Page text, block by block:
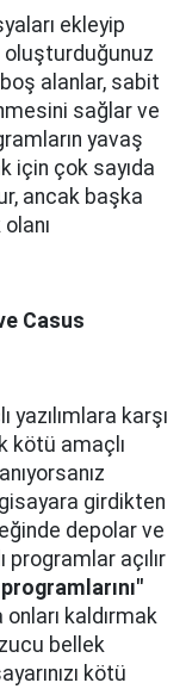
ekleyip
oluşturduğunuz
alanlar, sabit
sağlar ve
yavaş
için çok sayıda
ancak başka
Casus
karşı
kötü amaçlı
girdikten
depolar ve
programlar açılır
onları kaldırmak
bellek
kötü